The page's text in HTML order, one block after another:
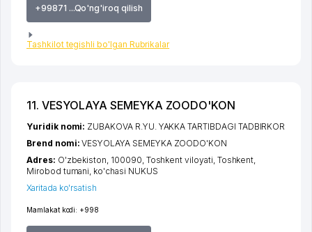
+99871 ...Qo'ng'iroq qilish
Tashkilot tegishli bo'lgan Rubrikalar
11. VESYOLAYA SEMEYKA ZOODO'KON
Mamlakat kodi: +998
Yuridik nomi: ZUBAKOVA R.YU. YAKKA TARTIBDAGI TADBIRKOR
Brend nomi:VESYOLAYA SEMEYKA ZOODO'KON
Adres: O'zbekiston, 100090, Toshkent viloyati, Toshkent,
Mirobod tumani, ko'chasi NUKUS
Xaritada ko'rsatish